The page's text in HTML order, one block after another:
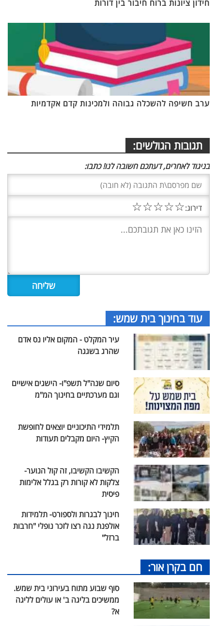
חידון ציונות ברוח חיבור בין דורות
ערב חשיפה להשכלה גבוהה ולמכינות קדם אקדמיות
תגובות הגולשים:
בניגוד לאחרים, דעתכם חשובה לנו! כתבו:
דירוג:☆
☆
☆
☆
☆
עוד בחינוך בית שמש:
עיר המקלט - המקום אליו נס אדם
שהרג בשגגה
סיום שנה"ל תשפ"ו- הישגים אישיים
וגם מערכתיים בחינוך המ"מ
תלמידי התיכוניים יוצאים לחופשת
הקיץ- היום מקבלים תעודות
הקשיבו הקשיבו, זה קול הנוער-
צלקות לא קורות רק בגלל אלימות
פיסית
חינוך לבגרות ולספורט- תלמידות
אולפנת נגה רצו לזכר נופלי "חרבות
ברזל"
חם בקרן אור:
סוף שבוע מתוח בעירוני בית שמש.
ממשיכים בליגה ב' או עולים לליגה
א?